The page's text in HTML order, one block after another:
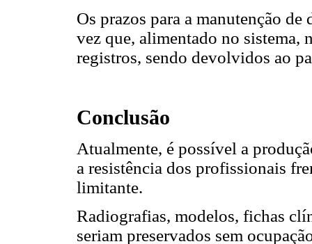
Os prazos para a manutenção
vez que, alimentado no sistema,
registros, sendo devolvidos ao
Conclusão
Atualmente, é possível a
a resistência dos profissionais
limitante.
Radiografias, modelos, fichas
seriam preservados sem